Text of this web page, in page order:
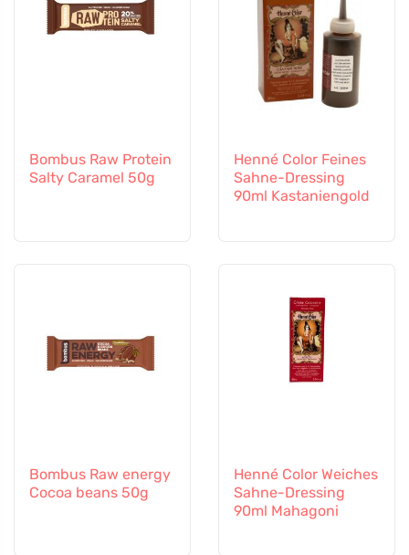
Bombus Raw Protein
Salty Caramel 50g
Henné Color Feines
Sahne-Dressing
90ml Kastaniengold
Bombus Raw energy
Cocoa beans 50g
Henné Color Weiches
Sahne-Dressing
90ml Mahagoni